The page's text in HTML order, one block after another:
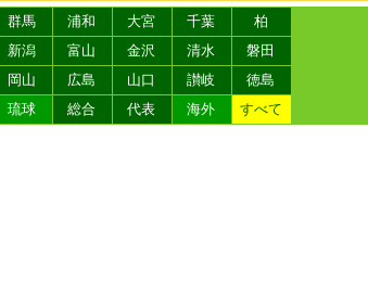
群馬 浦和 大宮 千葉
柏
新潟 富山 金沢 清水
磐田
岡山 広島 山口 讃岐
徳島
琉球 総合 代表 海外 すべて